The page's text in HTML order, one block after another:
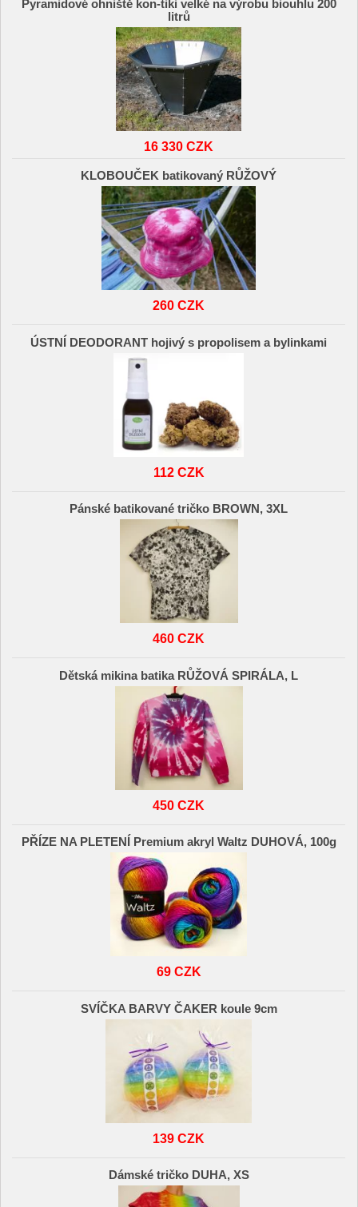
Pyramidové ohniště kon-tiki velké na výrobu biouhlu 200
litrů
16 330 CZK
KLOBOUČEK batikovaný RŮŽOVÝ
260 CZK
ÚSTNÍ DEODORANT hojivý s propolisem a bylinkami
112 CZK
Pánské batikované tričko BROWN, 3XL
460 CZK
Dětská mikina batika RŮŽOVÁ SPIRÁLA, L
450 CZK
PŘÍZE NA PLETENÍ Premium akryl Waltz DUHOVÁ, 100g
69 CZK
SVÍČKA BARVY ČAKER koule 9cm
139 CZK
Dámské tričko DUHA, XS